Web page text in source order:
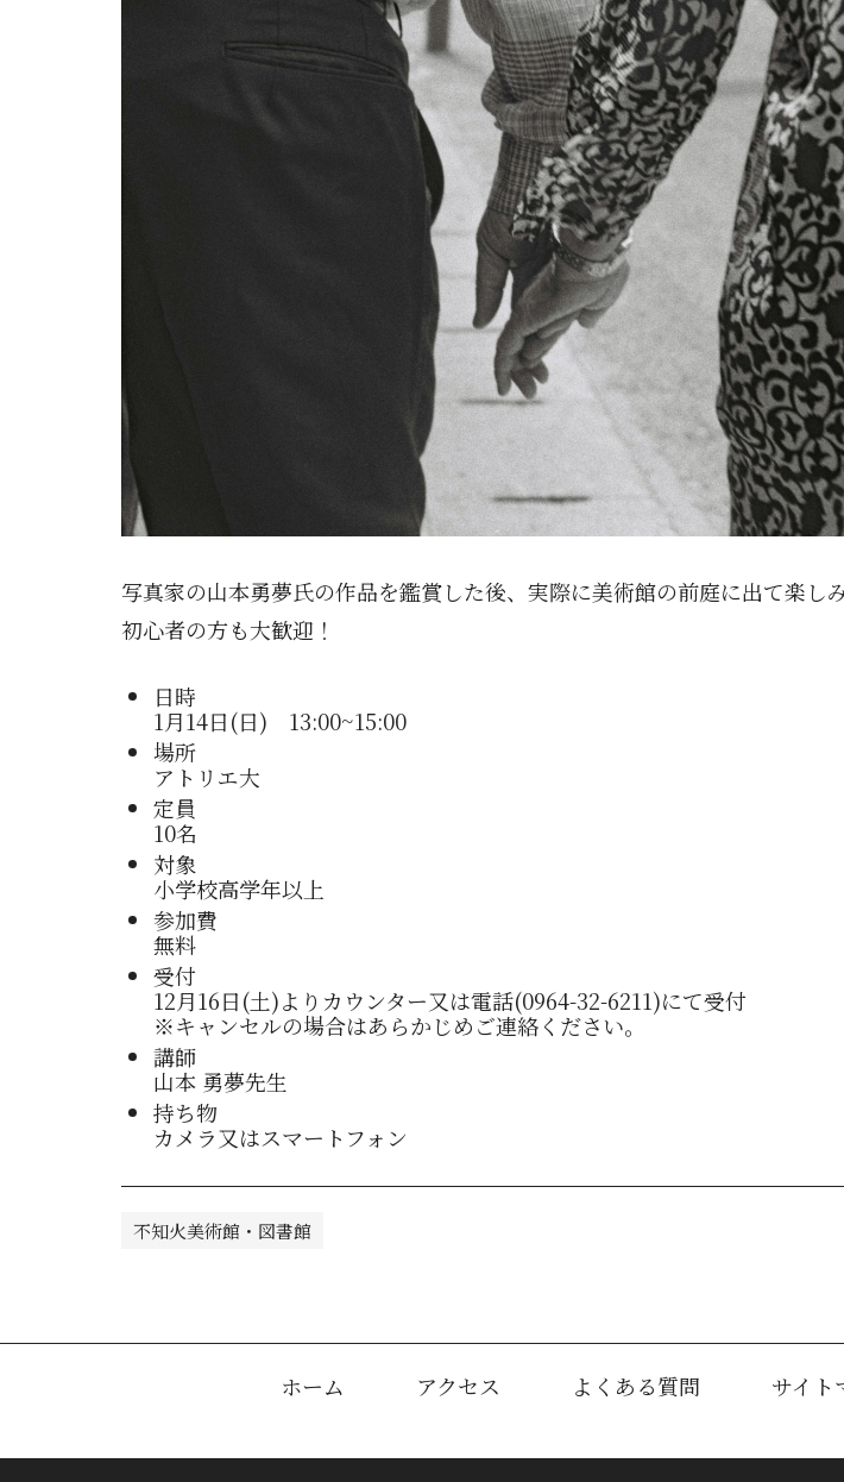
写真家の山本勇夢氏の作品を鑑賞した後、実際に美術館の前庭に出て楽し
初心者の方も大歓迎！
日時
1月14日(日) 13:00~15:00
場所
アトリエ大
定員
10名
対象
小学校高学年以上
参加費
無料
受付
12月16日(土)よりカウンター又は電話(0964-32-6211)にて受付
※キャンセルの場合はあらかじめご連絡ください。
講師
山本 勇夢先生
持ち物
カメラ又はスマートフォン
不知火美術館・図書館
ホーム アクセス よくある質問 サイト